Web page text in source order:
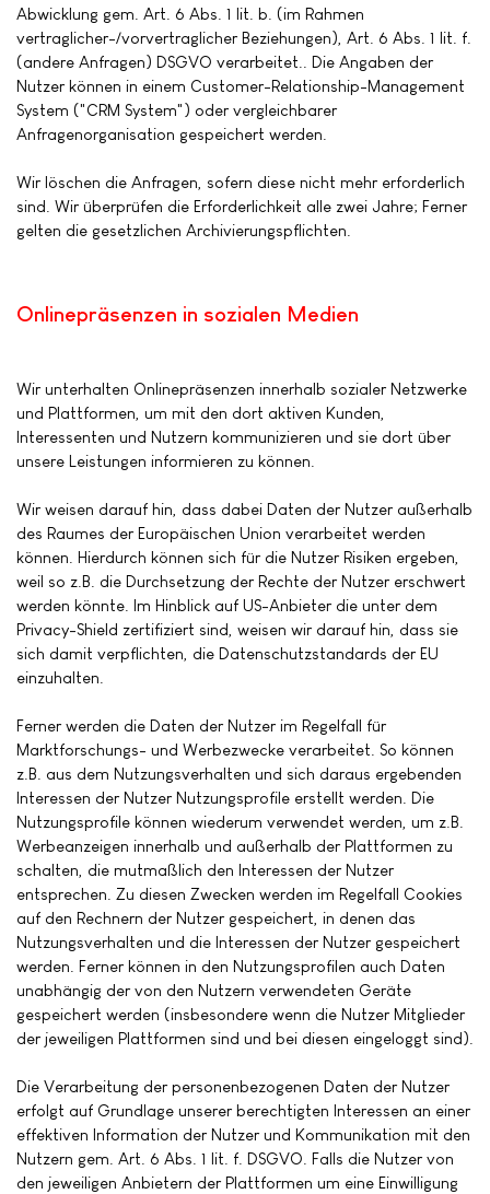
Abwicklung gem. Art. 6 Abs. 1 lit. b. (im Rahmen
vertraglicher-/vorvertraglicher Beziehungen), Art. 6 Abs. 1 lit. f.
(andere Anfragen) DSGVO verarbeitet.. Die Angaben der
Nutzer können in einem Customer-Relationship-Management
System ("CRM System") oder vergleichbarer
Anfragenorganisation gespeichert werden.
Wir löschen die Anfragen, sofern diese nicht mehr erforderlich
sind. Wir überprüfen die Erforderlichkeit alle zwei Jahre; Ferner
gelten die gesetzlichen Archivierungspflichten.
Onlinepräsenzen in sozialen Medien
Wir unterhalten Onlinepräsenzen innerhalb sozialer Netzwerke
und Plattformen, um mit den dort aktiven Kunden,
Interessenten und Nutzern kommunizieren und sie dort über
unsere Leistungen informieren zu können.
Wir weisen darauf hin, dass dabei Daten der Nutzer außerhalb
des Raumes der Europäischen Union verarbeitet werden
können. Hierdurch können sich für die Nutzer Risiken ergeben,
weil so z.B. die Durchsetzung der Rechte der Nutzer erschwert
werden könnte. Im Hinblick auf US-Anbieter die unter dem
Privacy-Shield zertifiziert sind, weisen wir darauf hin, dass sie
sich damit verpflichten, die Datenschutzstandards der EU
einzuhalten.
Ferner werden die Daten der Nutzer im Regelfall für
Marktforschungs- und Werbezwecke verarbeitet. So können
z.B. aus dem Nutzungsverhalten und sich daraus ergebenden
Interessen der Nutzer Nutzungsprofile erstellt werden. Die
Nutzungsprofile können wiederum verwendet werden, um z.B.
Werbeanzeigen innerhalb und außerhalb der Plattformen zu
schalten, die mutmaßlich den Interessen der Nutzer
entsprechen. Zu diesen Zwecken werden im Regelfall Cookies
auf den Rechnern der Nutzer gespeichert, in denen das
Nutzungsverhalten und die Interessen der Nutzer gespeichert
werden. Ferner können in den Nutzungsprofilen auch Daten
unabhängig der von den Nutzern verwendeten Geräte
gespeichert werden (insbesondere wenn die Nutzer Mitglieder
der jeweiligen Plattformen sind und bei diesen eingeloggt sind).
Die Verarbeitung der personenbezogenen Daten der Nutzer
erfolgt auf Grundlage unserer berechtigten Interessen an einer
effektiven Information der Nutzer und Kommunikation mit den
Nutzern gem. Art. 6 Abs. 1 lit. f. DSGVO. Falls die Nutzer von
den jeweiligen Anbietern der Plattformen um eine Einwilligung